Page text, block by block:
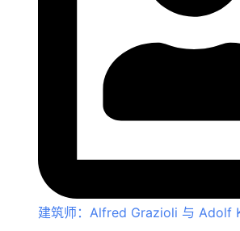
建筑师：Alfred Grazioli 与 Adolf